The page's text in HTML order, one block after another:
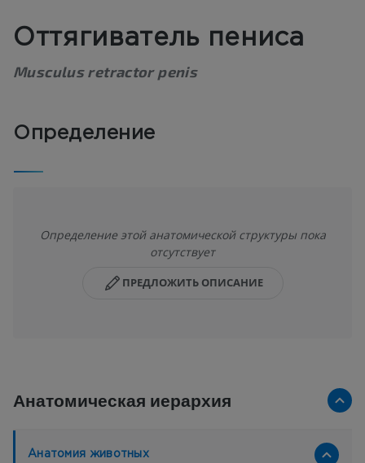
Оттягиватель пениса
Musculus retractor penis
Определение
Определение этой анатомической структуры пока
отсутствует
ПРЕДЛОЖИТЬ ОПИСАНИЕ
Анатомическая иерархия
Анатомия животных